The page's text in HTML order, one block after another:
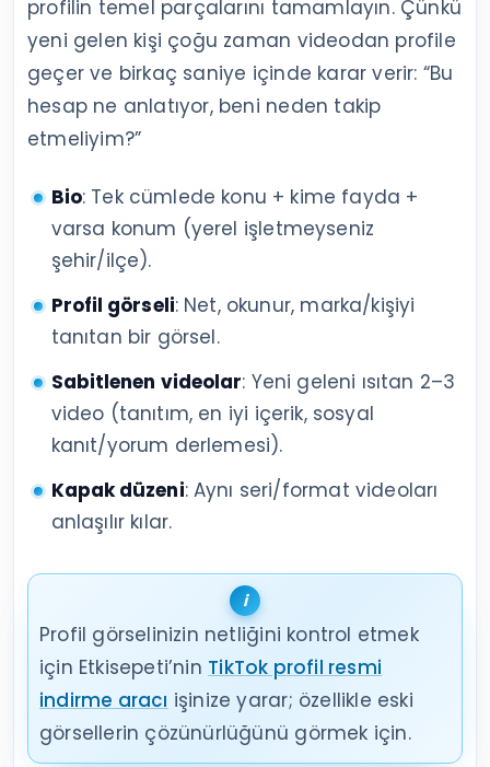
profilin temel parçalarını tamamlayın. Çünkü
yeni gelen kişi çoğu zaman videodan profile
geçer ve birkaç saniye içinde karar verir: “Bu
hesap ne anlatıyor, beni neden takip
etmeliyim?”
Bio: Tek cümlede konu + kime fayda +
varsa konum (yerel işletmeyseniz
şehir/ilçe).
Profil görseli: Net, okunur, marka/kişiyi
tanıtan bir görsel.
Sabitlenen videolar: Yeni geleni ısıtan 2–3
video (tanıtım, en iyi içerik, sosyal
kanıt/yorum derlemesi).
Kapak düzeni: Aynı seri/format videoları
anlaşılır kılar.
Profil görselinizin netliğini kontrol etmek
için Etkisepeti’nin TikTok profil resmi
indirme aracı işinize yarar; özellikle eski
görsellerin çözünürlüğünü görmek için.